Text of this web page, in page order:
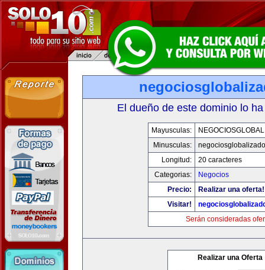
El dueño de este dominio lo
Mayusculas:
Minusculas:
Longitud:
20 caracteres
Categorias:
Negocios
Precio:
Realizar una oferta!
Visitar!
Serán consideradas
Realizar una Oferta